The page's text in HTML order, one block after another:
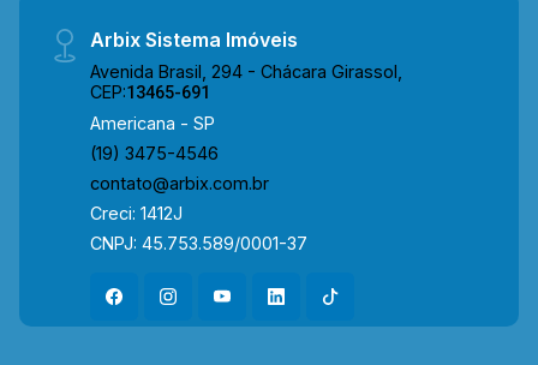
Arbix Sistema Imóveis
Avenida Brasil, 294 - Chácara Girassol,
CEP:13465-691
Americana - SP
(19) 3475-4546
contato@arbix.com.br
Creci: 1412J
CNPJ: 45.753.589/0001-37